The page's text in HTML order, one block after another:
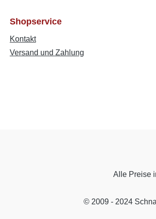
Shopservice
Kontakt
Versand und Zahlung
Alle Preise
© 2009 - 2024